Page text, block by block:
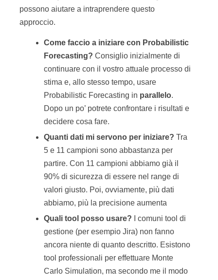
possono aiutare a intraprendere questo
approccio.
Come faccio a iniziare con Probabilistic
Forecasting? Consiglio inizialmente di
continuare con il vostro attuale processo di
stima e, allo stesso tempo, usare
Probabilistic Forecasting in parallelo.
Dopo un po’ potrete confrontare i risultati e
decidere cosa fare.
Quanti dati mi servono per iniziare? Tra
5 e 11 campioni sono abbastanza per
partire. Con 11 campioni abbiamo già il
90% di sicurezza di essere nel range di
valori giusto. Poi, ovviamente, più dati
abbiamo, più la precisione aumenta
Quali tool posso usare?
I comuni tool di
gestione (per esempio Jira) non fanno
ancora niente di quanto descritto. Esistono
tool professionali per effettuare Monte
Carlo Simulation, ma secondo me il modo